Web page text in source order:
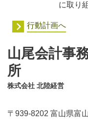
に取り
行動計画へ
山尾会計事
所
株式会社 北陸経営
〒939-8202 富山県富